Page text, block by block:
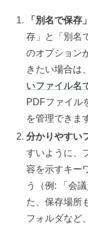
「別名で保存
存」と「別名
のオプション
きたい場合は
いファイル名
PDFファイル
を管理できま
分かりやすい
すいように、
容を示すキー
う（例: 「会
た、保存場所
フォルダなど